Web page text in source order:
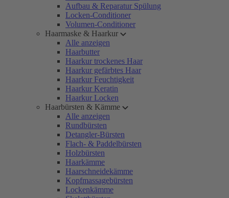
Aufbau & Reparatur Spülung
Locken-Conditioner
Volumen-Conditioner
Haarmaske & Haarkur
Alle anzeigen
Haarbutter
Haarkur trockenes Haar
Haarkur gefärbtes Haar
Haarkur Feuchtigkeit
Haarkur Keratin
Haarkur Locken
Haarbürsten & Kämme
Alle anzeigen
Rundbürsten
Detangler-Bürsten
Flach- & Paddelbürsten
Holzbürsten
Haarkämme
Haarschneidekämme
Kopfmassagebürsten
Lockenkämme